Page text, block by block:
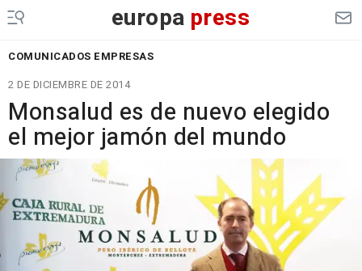
europa press
COMUNICADOS EMPRESAS
2 DE DICIEMBRE DE 2014
Monsalud es de nuevo elegido
el mejor jamón del mundo